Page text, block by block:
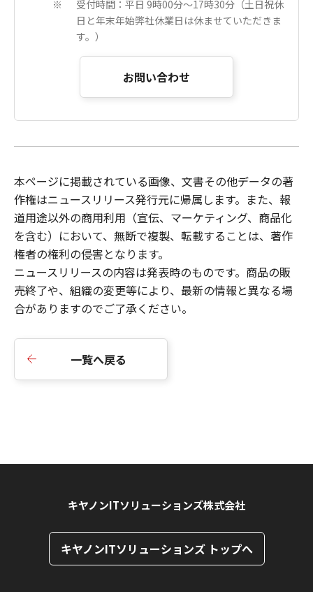
※
受付時間：平日 9時00分～17時30分（土日祝休
日と年末年始弊社休業日は休ませていただきま
す。）
お問い合わせ
本ページに掲載されている画像、文書その他データの著
作権はニュースリリース発行元に帰属します。また、報
道用途以外の商用利用（宣伝、マーケティング、商品化
を含む）において、無断で複製、転載することは、著作
権者の権利の侵害となります。
ニュースリリースの内容は発表時のものです。商品の販
売終了や、組織の変更等により、最新の情報と異なる場
合がありますのでご了承ください。
一覧へ戻る
キヤノンITソリューションズ株式会社
キヤノンITソリューションズ トップへ